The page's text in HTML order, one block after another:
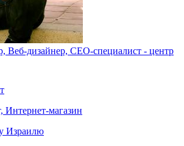
Веб-дизайнер, CEO-специалист - центр
Интернет-магазин
Израилю